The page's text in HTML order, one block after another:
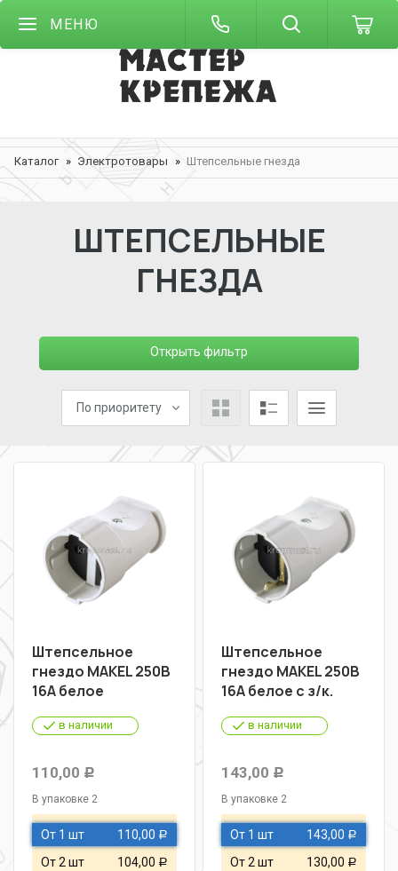
МЕНЮ
Каталог Электротовары Штепсельные гнезда
ШТЕПСЕЛЬНЫЕ
ГНЕЗДА
Открыть фильтр
По приоритету
Штепсельное
гнездо MAKEL 250B
16А белое
в наличии
110,00 Р
В упаковке 2
От 1 шт 110,00 Р
От 2 шт 104,00 Р
Штепсельное
гнездо MAKEL 250B
16А белое с з/к.
в наличии
143,00 Р
В упаковке 2
От 1 шт 143,00 Р
От 2 шт 130,00 Р